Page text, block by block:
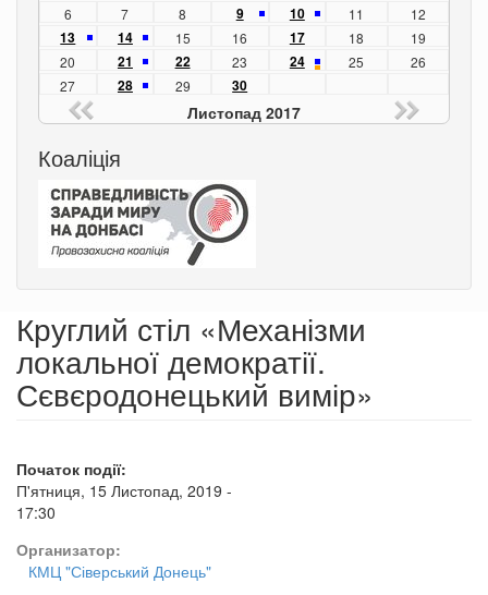
6
7 8 9 10 11 12
13 14 15 16 17 18
19
20
21 22 23 24 25
26
27
28 29 30
Листопад 2017
Коаліція
Круглий стіл «Механізми
локальної демократії.
Сєвєродонецький вимір»
Початок події:
П'ятниця, 15 Листопад, 2019 -
17:30
Организатор:
КМЦ "Сіверський Донець"